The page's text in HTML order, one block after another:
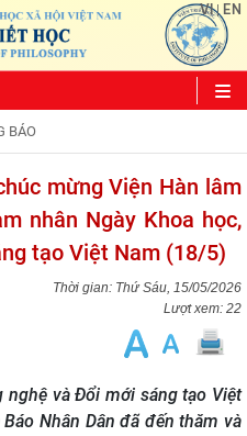
VI| EN
BÁO
mừng Viện Hàn lâm
nhân Ngày Khoa học,
tạo Việt Nam (18/5)
Thứ Sáu, 15/05/2026
Lượt xem: 22
nghệ và Đổi mới sáng tạo Việt
Nhân Dân đã đến thăm và